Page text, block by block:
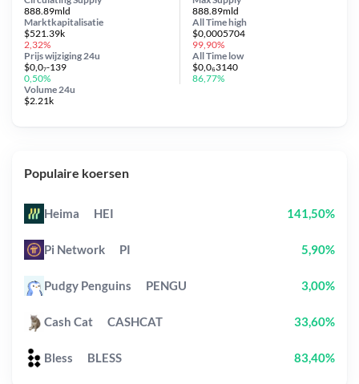
888.89mld
Prijs wijziging 24u
$0,0₇-139
0,50%
888.89mld
Marktkapitalisatie
$521.39k
2,32%
Volume 24u
$2.21k
All Timehigh
$0,0005704
99,90%
All Time low
$0,0₆3140
86,77%
Populaire koersen
Heima HEI 141,50%
Pi Network PI 5,90%
Pudgy Penguins PENGU 3,00%
Cash Cat CASHCAT 33,60%
Bless BLESS 83,40%